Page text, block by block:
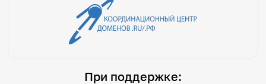
При поддержке: